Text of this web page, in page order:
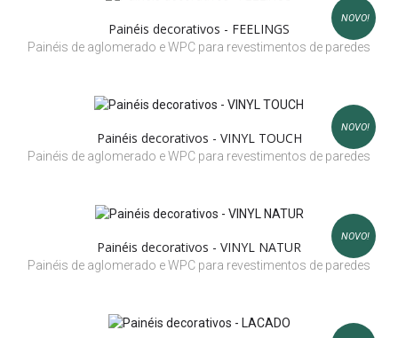
NOVO!
Painéis decorativos - FEELINGS
Painéis de aglomerado e WPC para revestimentos de paredes
NOVO!
Painéis decorativos - VINYL TOUCH
Painéis de aglomerado e WPC para revestimentos de paredes
NOVO!
Painéis decorativos - VINYL NATUR
Painéis de aglomerado e WPC para revestimentos de paredes